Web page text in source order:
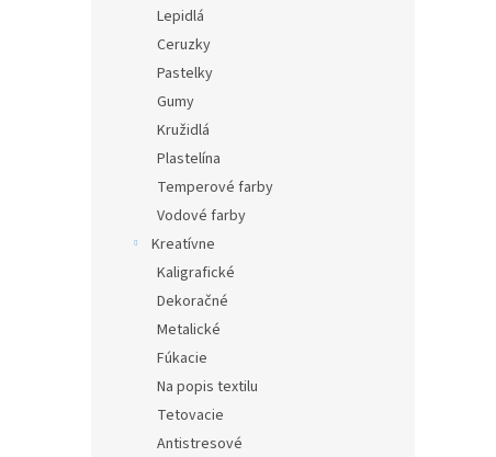
Lepidlá
Ceruzky
Pastelky
Gumy
Kružidlá
Plastelína
Temperové farby
Vodové farby
Kreatívne
Kaligrafické
Dekoračné
Metalické
Fúkacie
Na popis textilu
Tetovacie
Antistresové